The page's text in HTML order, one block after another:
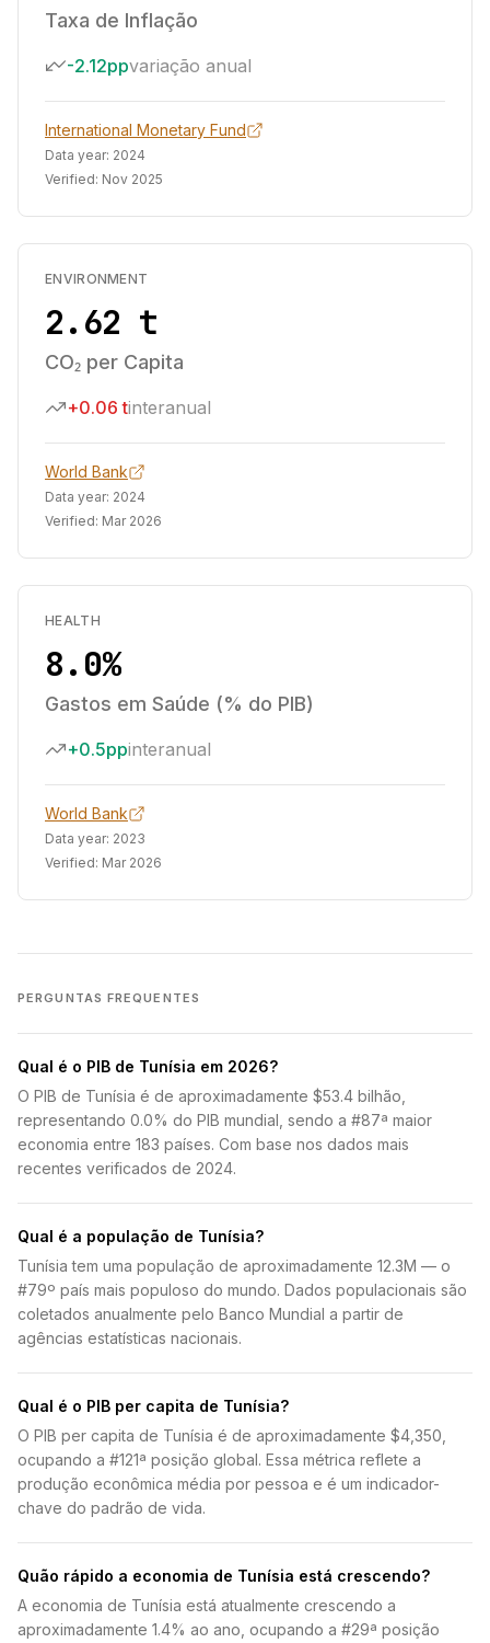
Taxa de Inflação
-2.12ppvariação anual
International Monetary Fund
Data year: 2024
Verified: Nov 2025
ENVIRONMENT
2.62 t
CO₂ per Capita
+0.06 tinteranual
World Bank
Data year: 2024
Verified: Mar 2026
HEALTH
8.0%
Gastos em Saúde (% do PIB)
+0.5ppinteranual
World Bank
Data year: 2023
Verified: Mar 2026
PERGUNTAS FREQUENTES
Qual é o PIB de Tunísia em 2026?
O PIB de Tunísia é de aproximadamente $53.4 bilhão,
representando 0.0% do PIB mundial, sendo a #87ª maior
economia entre 183 países. Com base nos dados mais
recentes verificados de 2024.
Qual é a população de Tunísia?
Tunísia tem uma população de aproximadamente 12.3M — o
#79º país mais populoso do mundo. Dados populacionais são
coletados anualmente pelo Banco Mundial a partir de
agências estatísticas nacionais.
Qual é o PIB per capita de Tunísia?
O PIB per capita de Tunísia é de aproximadamente $4,350,
ocupando a #121ª posição global. Essa métrica reflete a
produção econômica média por pessoa e é um indicador-
chave do padrão de vida.
Quão rápido a economia de Tunísia está crescendo?
A economia de Tunísia está atualmente crescendo a
aproximadamente 1.4% ao ano, ocupando a #29ª posição